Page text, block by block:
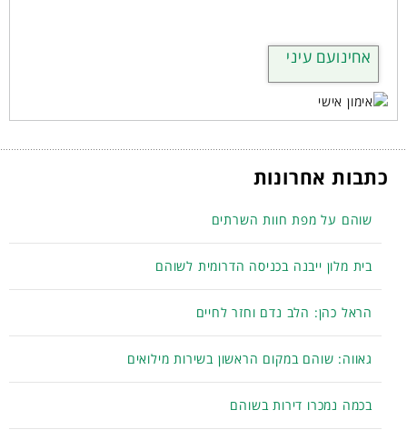
אחינועם עיני
כתבות אחרונות
שוהם על מפת חוות השרתים
בית מלון ייבנה בכניסה הדרומית לשוהם
הראל כהן: הלב נדם וחזר לחיים
גאווה: שוהם במקום הראשון בשירות מילואים
בכמה נמכרו דירות בשוהם